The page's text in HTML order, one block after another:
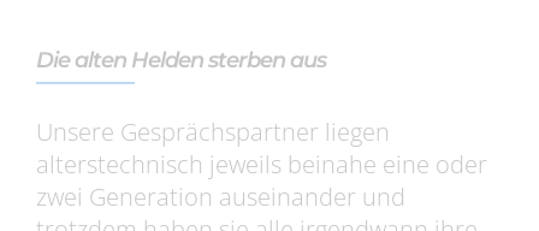
Die alten Helden sterben aus
Unsere Gesprächspartner liegen
alterstechnisch jeweils beinahe eine oder
zwei Generation auseinander und